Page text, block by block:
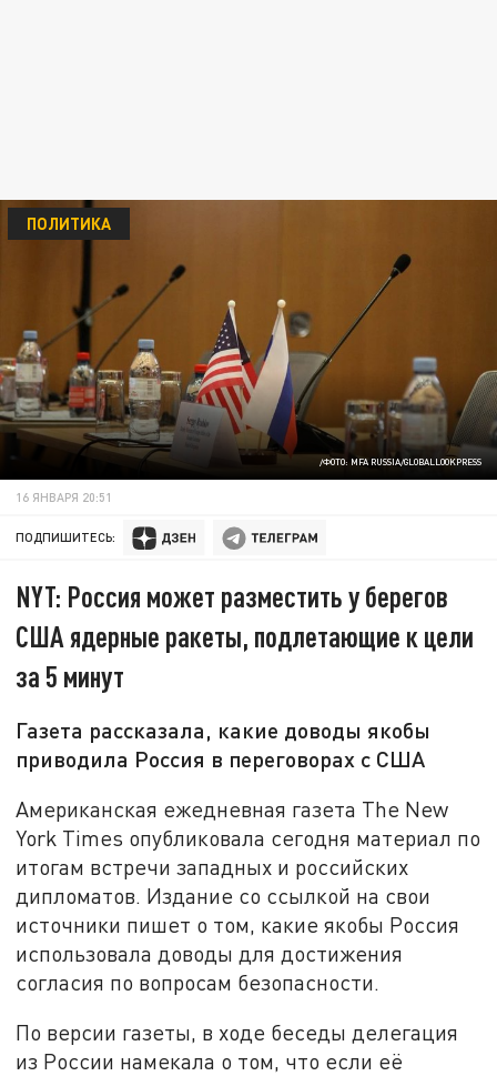
/ФОТО: MFA RUSSIA/GLOBALLOOKPRESS
ПОЛИТИКА
16 ЯНВАРЯ 20:51
ПОДПИШИТЕСЬ:
NYT: Россия может разместить у берегов
США ядерные ракеты, подлетающие к цели
за 5 минут
Газета рассказала, какие доводы якобы
приводила Россия в переговорах с США
Американская ежедневная газета The New
York Times опубликовала сегодня материал по
итогам встречи западных и российских
дипломатов. Издание со ссылкой на свои
источники пишет о том, какие якобы Россия
использовала доводы для достижения
согласия по вопросам безопасности.
По версии газеты, в ходе беседы делегация
из России намекала о том, что если её